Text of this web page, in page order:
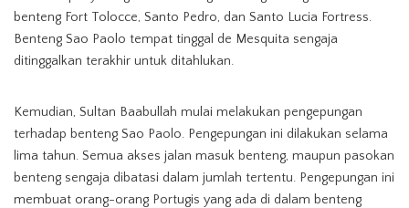
benteng Fort Tolocce, Santo Pedro, dan Santo Lucia Fortress.
Benteng Sao Paolo tempat tinggal de Mesquita sengaja
ditinggalkan terakhir untuk ditahlukan.
Kemudian, Sultan Baabullah mulai melakukan pengepungan
terhadap benteng Sao Paolo. Pengepungan ini dilakukan selama
lima tahun. Semua akses jalan masuk benteng, maupun pasokan
benteng sengaja dibatasi dalam jumlah tertentu. Pengepungan ini
membuat orang-orang Portugis yang ada di dalam benteng